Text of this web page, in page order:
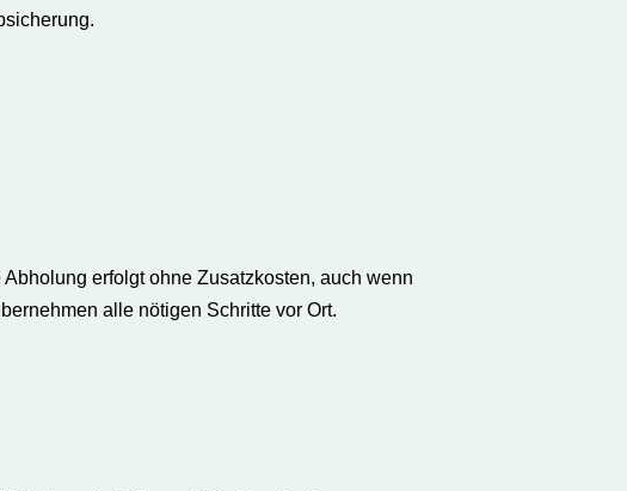
erfolgt ohne Zusatzkosten, auch wenn
alle nötigen Schritte vor Ort.